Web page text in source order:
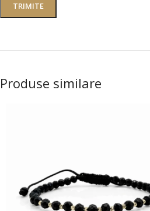
Produse similare